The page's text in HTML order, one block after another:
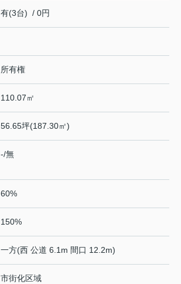
有(3台) / 0円
所有権
110.07㎡
56.65坪(187.30㎡)
-/無
60%
150%
一方(西 公道 6.1m 間口 12.2m)
市街化区域